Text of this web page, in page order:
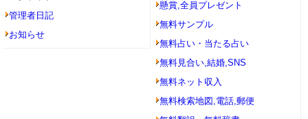
管理者日記
お知らせ
懸賞,全員プレゼント
無料サンプル
無料占い・当たる占い
無料見合い,結婚,SNS
無料ネット収入
無料検索地図,電話,郵便